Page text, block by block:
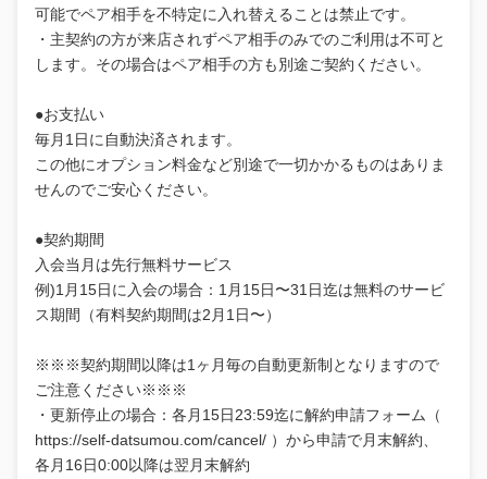
可能でペア相手を不特定に入れ替えることは禁止です。
・主契約の方が来店されずペア相手のみでのご利用は不可と
します。その場合はペア相手の方も別途ご契約ください。
●お支払い
毎月1日に自動決済されます。
この他にオプション料金など別途で一切かかるものはありま
せんのでご安心ください。
●契約期間
入会当月は先行無料サービス
例)1月15日に入会の場合：1月15日〜31日迄は無料のサービ
ス期間（有料契約期間は2月1日〜）
※※※契約期間以降は1ヶ月毎の自動更新制となりますので
ご注意ください※※※
・更新停止の場合：各月15日23:59迄に解約申請フォーム（
https://self-datsumou.com/cancel/ ）から申請で月末解約、
各月16日0:00以降は翌月末解約